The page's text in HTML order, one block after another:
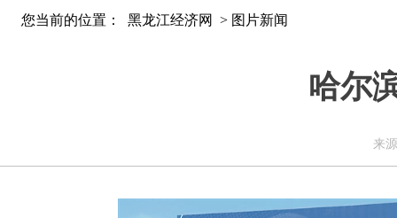
您当前的位置： 黑龙江经济网 > 图片新闻
哈尔
来